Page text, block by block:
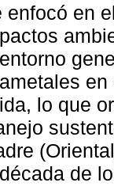
enfocó en
lo que
de